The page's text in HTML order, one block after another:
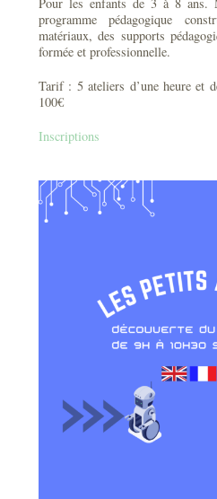
programme pédagogique
matériaux, des supports
formée et professionnelle.
Tarif : 5 ateliers d’une heure et
100€
Inscriptions